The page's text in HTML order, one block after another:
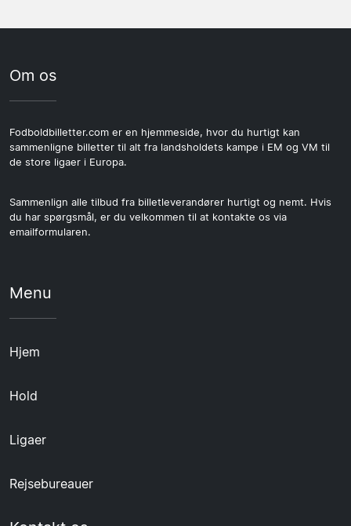
Om os
Fodboldbilletter.com er en hjemmeside, hvor du hurtigt kan
sammenligne billetter til alt fra landsholdets kampe i EM og VM til
de store ligaer i Europa.
Sammenlign alle tilbud fra billetleverandører hurtigt og nemt. Hvis
du har spørgsmål, er du velkommen til at kontakte os via
emailformularen.
Menu
Hjem
Hold
Ligaer
Rejsebureauer